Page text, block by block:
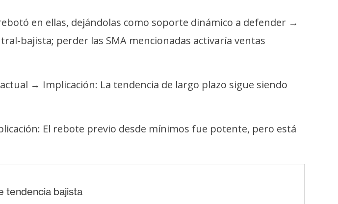
en ellas, dejándolas como soporte dinámico a defender →
bajista; perder las SMA mencionadas activaría ventas
→ Implicación: La tendencia de largo plazo sigue siendo
El rebote previo desde mínimos fue potente, pero está
tendencia bajista